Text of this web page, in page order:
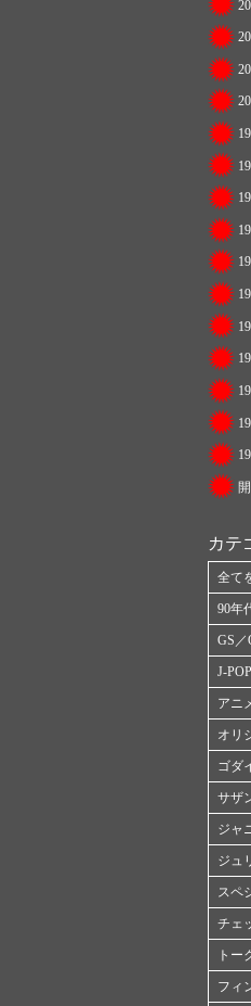
カテ
全て
90年
GS／
J-
アニ
オリ
ゴダ
サザ
ジャ
ジュ
スペ
チェ
トー
フィ